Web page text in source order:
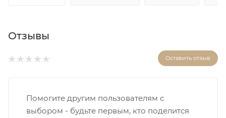
Отзывы
Оставить отзыв
Помогите другим пользователям с
выбором - будьте первым, кто поделится